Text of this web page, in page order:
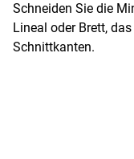
Schneiden Sie die
Lineal oder Brett,
Schnittkanten.